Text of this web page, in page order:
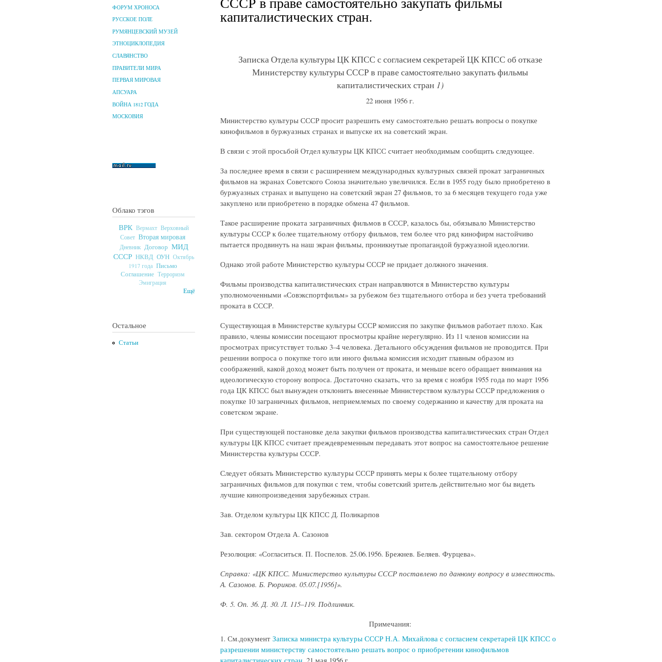
ФОРУМ ХРОНОСА
РУССКОЕ ПОЛЕ
РУМЯНЦЕВСКИЙ МУЗЕЙ
ЭТНОЦИКЛОПЕДИЯ
СЛАВЯНСТВО
ПРАВИТЕЛИ МИРА
ПЕРВАЯ МИРОВАЯ
АПСУАРА
ВОЙНА 1812 ГОДА
МОСКОВИЯ
Облако тэгов
ВРК Вермахт Верховный
Совет Вторая мировая
Дневник Договор МИД
СССР НКВД ОУН Октябрь
1917 года Письмо
Соглашение Терроризм
Эмиграция
Ещё
Остальное
Статьи
капиталистических стран.
Записка Отдела культуры ЦК КПСС с согласием секретарей ЦК КПСС об отказе
Министерству культуры СССР в праве самостоятельно закупать фильмы
капиталистических стран 1)
22 июня 1956 г.
Министерство культуры СССР просит разрешить ему самостоятельно решать вопросы о покупке
кинофильмов в буржуазных странах и выпуске их на советский экран.
В связи с этой просьбой Отдел культуры ЦК КПСС считает необходимым сообщить следующее.
За последнее время в связи с расширением международных культурных связей прокат заграничных
фильмов на экранах Советского Союза значительно увеличился. Если в 1955 году было приобретено в
буржуазных странах и выпущено на советский экран 27 фильмов, то за 6 месяцев текущего года уже
закуплено или приобретено в порядке обмена 47 фильмов.
Такое расширение проката заграничных фильмов в СССР, казалось бы, обязывало Министерство
культуры СССР к более тщательному отбору фильмов, тем более что ряд кинофирм настойчиво
пытается продвинуть на наш экран фильмы, проникнутые пропагандой буржуазной идеологии.
Однако этой работе Министерство культуры СССР не придает должного значения.
Фильмы производства капиталистических стран направляются в Министерство культуры
уполномоченными «Совэкспортфильм» за рубежом без тщательного отбора и без учета требований
проката в СССР.
Существующая в Министерстве культуры СССР комиссия по закупке фильмов работает плохо. Как
правило, члены комиссии посещают просмотры крайне нерегулярно. Из 11 членов комиссии на
просмотрах присутствует только 3–4 человека. Детального обсуждения фильмов не проводится. При
решении вопроса о покупке того или иного фильма комиссия исходит главным образом из
соображений, какой доход может быть получен от проката, и меньше всего обращает внимания на
идеологическую сторону вопроса. Достаточно сказать, что за время с ноября 1955 года по март 1956
года ЦК КПСС был вынужден отклонить внесенные Министерством культуры СССР предложения о
покупке 10 заграничных фильмов, неприемлемых по своему содержанию и качеству для проката на
советском экране.
При существующей постановке дела закупки фильмов производства капиталистических стран Отдел
культуры ЦК КПСС считает преждевременным передавать этот вопрос на самостоятельное решение
Министерства культуры СССР.
Следует обязать Министерство культуры СССР принять меры к более тщательному отбору
заграничных фильмов для покупки с тем, чтобы советский зритель действительно мог бы видеть
лучшие кинопроизведения зарубежных стран.
Зав. Отделом культуры ЦК КПСС Д. Поликарпов
Зав. сектором Отдела А. Сазонов
Резолюция: «Согласиться. П. Поспелов. 25.06.1956. Брежнев. Беляев. Фурцева».
Справка: «ЦК КПСС. Министерство культуры СССР поставлено по данному вопросу в известность.
А. Сазонов. Б. Рюриков. 05.07.[1956]».
Ф. 5. Оп. 36. Д. 30. Л. 115–119. Подлинник.
Примечания:
1. См.документ Записка министра культуры СССР Н.А. Михайлова с согласием секретарей ЦК КПСС о
разрешении министерству самостоятельно решать вопрос о приобретении кинофильмов
капиталистических стран, 21 мая 1956 г.